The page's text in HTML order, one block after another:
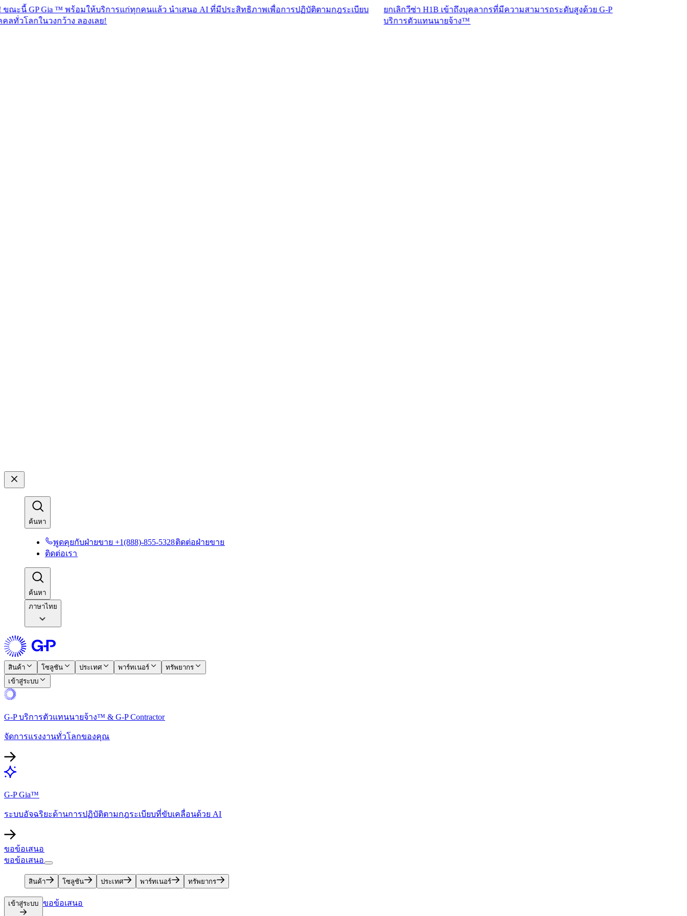
Gia ™ พร้อมให้บริการแก่ทุกคนแล้ว นำเสนอ AI ที่มีประสิทธิภาพเพื่อการปฏิบัติตามกฎระเบียบ
วงกว้าง ลองเลย!​​
ยกเลิกวีซ่า H1B เข้าถึงบุคลากรที่มีความสามารถระดับสูงด้วย G-P
บริการตัวแทนนายจ้าง™​​
ค้นหา​​
พูดคุยกับฝ่ายขาย +1(888)-855-5328​​ติดต่อฝ่ายขาย​​
ติดต่อเรา​​
ค้นหา​​
ภาษาไทย
สินค้า​​ โซลูชัน​​ ประเทศ​​ พาร์ทเนอร์​​
ทรัพยากร​​
เข้าสู่ระบบ​​
G-P บริการตัวแทนนายจ้าง™ & G-P Contractor​​
จัดการแรงงานทั่วโลกของคุณ​​
G-P Gia™​​
ระบบอัจฉริยะด้านการปฏิบัติตามกฎระเบียบที่ขับเคลื่อนด้วย AI​​
ขอข้อเสนอ​​
ขอข้อเสนอ​​
สินค้า​​ โซลูชัน​​ ประเทศ​​ พาร์ทเนอร์​​ ทรัพยากร​​
เข้าสู่ระบบ​​ ขอข้อเสนอ​​